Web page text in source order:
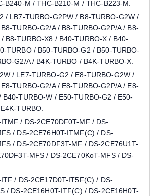
B240-M / THC-B210-M / THC-B223-M.
/ LB7-TURBO-G2PW / B8-TURBO-G2W /
TURBO-G2/A / B8-TURBO-G2P/A / B8-
B8-TURBO-X8 / B40-TURBO-X / B40-
TURBO / B50-TURBO-G2 / B50-TURBO-
G2/A / B4K-TURBO / B4K-TURBO-X.
/ LE7-TURBO-G2 / E8-TURBO-G2W /
TURBO-G2/A / E8-TURBO-G2P/A / E8-
B40-TURBO-W / E50-TURBO-G2 / E50-
TURBO.
/ DS-2CE70DF0T-MF / DS-
/ DS-2CE76H0T-ITMF(C) / DS-
/ DS-2CE70DF3T-MF / DS-2CE76U1T-
MFS / DS-2CE70KoT-MFS / DS-
/ DS-2CE17D0T-IT5F(C) / DS-
/ DS-2CE16H0T-ITF(C) / DS-2CE16H0T-